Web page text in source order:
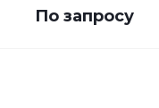
По запросу